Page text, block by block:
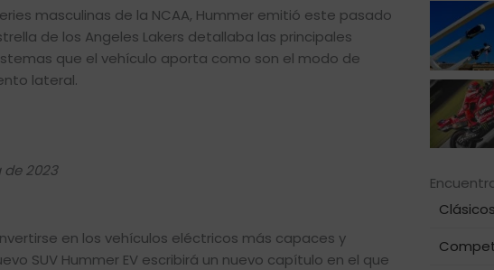
masculinas de la NCAA, Hummer emitió este pasado
de los Angeles Lakers detallaba las principales
que el vehículo aporta como son el modo de
lateral.
2023
en los vehículos eléctricos más capaces y
SUV Hummer EV escribirá un nuevo capítulo en el que
Clásicos